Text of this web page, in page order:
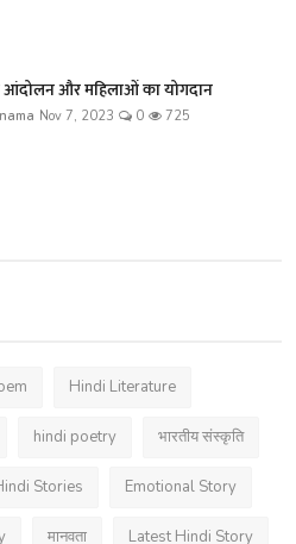
आंदोलन और महिलाओं का योगदान
Nov 7, 2023 0 725
Hindi Literature
hindi poetry भारतीय संस्कृति
Stories Emotional Story
मानवता Latest Hindi Story